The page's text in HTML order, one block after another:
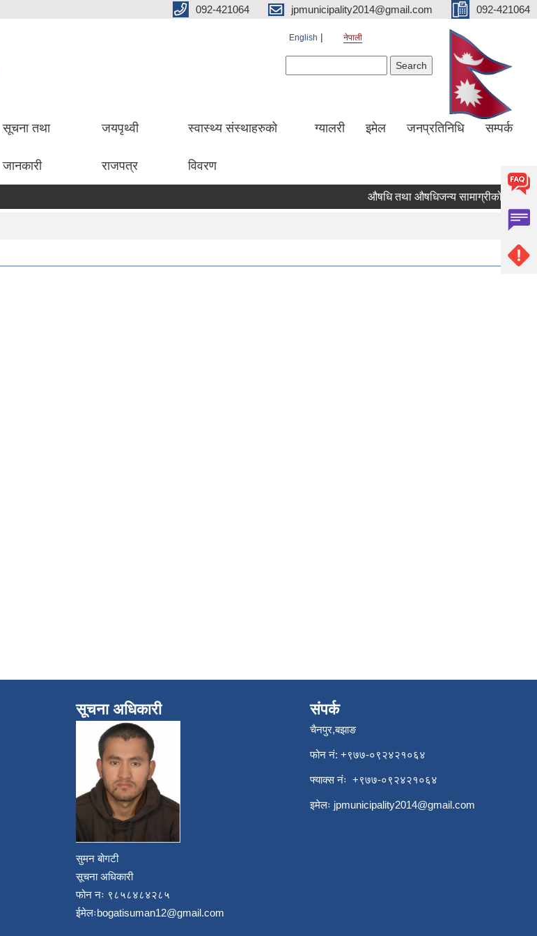
092-421064 jpmunicipality2014@gmail.com 092-421064
English नेपाली
सूचना तथा
जानकारी
जयपृथ्वी
राजपत्र
स्वास्थ्य संस्थाहरुको
विवरण
ग्यालरी इमेल जनप्रतिनिधि सम्पर्क
औषधि तथा औषधिजन्य सामाग्रीको दररेट
सूचना अधिकारी
सुमन बोगटी
सूचना अधिकारी
फोन नः ९८५८४८४२८५
ईमेलःbogatisuman12@gmail.com
संपर्क
चैनपुर,बझाङ
फोन नं: ‍‌+९७७-०९२४२१०६४
फ्याक्स नंः +९७७-०९२४२१०६४
इमेलः jpmunicipality2014@gmail.com